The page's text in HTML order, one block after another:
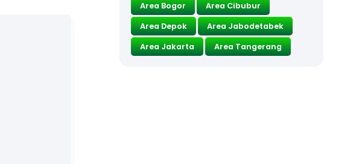
Area Bogor
Area Cibubur
Area Depok
Area Jabodetabek
Area Jakarta
Area Tangerang